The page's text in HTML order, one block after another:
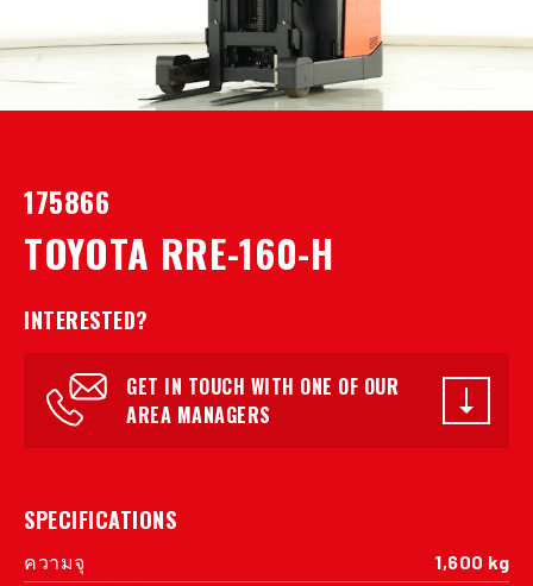
175866
TOYOTA RRE-160-H
INTERESTED?
GET IN TOUCH WITH ONE OF OUR
AREA MANAGERS
SPECIFICATIONS
ความจุ
1,600 kg